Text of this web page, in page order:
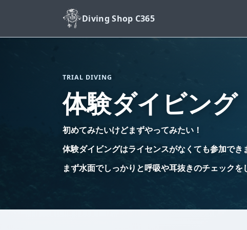
Diving Shop C365
TRIAL DIVING
体験ダイビング
初めてみたいけどまずやってみたい！
体験ダイビングはライセンスがなくても参加でき
まず水面でしっかりと呼吸や耳抜きのチェックを